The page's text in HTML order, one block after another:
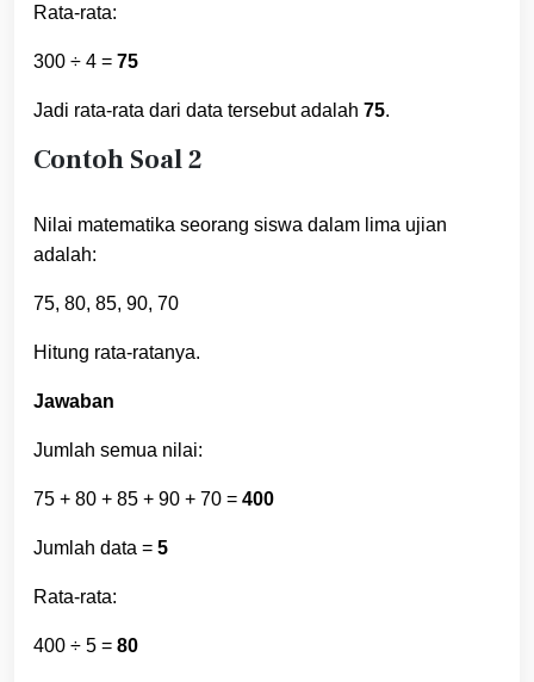
Rata-rata:
300 ÷ 4 = 75
Jadi rata-rata dari data tersebut adalah 75.
Contoh Soal 2
Nilai matematika seorang siswa dalam lima ujian
adalah:
75, 80, 85, 90, 70
Hitung rata-ratanya.
Jawaban
Jumlah semua nilai:
75 + 80 + 85 + 90 + 70 = 400
Jumlah data = 5
Rata-rata:
400 ÷ 5 = 80